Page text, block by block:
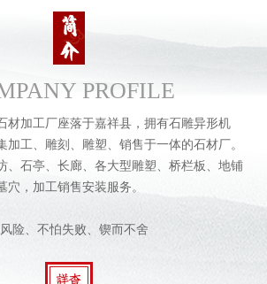
PROFILE
材加工厂座落于嘉祥县，拥有石雕异形机
加工、雕刻、雕塑、销售于一体的石材厂。
、石亭、长廊、各大型雕塑、桥栏板、地铺
穴，加工销售安装服务。
险、不怕失败、锲而不舍